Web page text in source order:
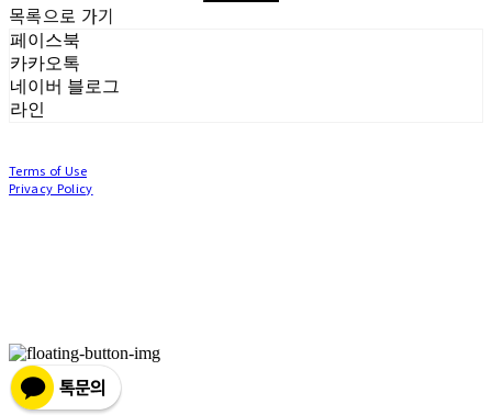
목록으로 가기
페이스북
카카오톡
네이버 블로그
라인
Terms of Use
Privacy Policy